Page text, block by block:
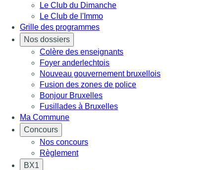
Le Club du Dimanche
Le Club de l'Immo
Grille des programmes
Nos dossiers
Colère des enseignants
Foyer anderlechtois
Nouveau gouvernement bruxellois
Fusion des zones de police
Bonjour Bruxelles
Fusillades à Bruxelles
Ma Commune
Concours
Nos concours
Règlement
BX1